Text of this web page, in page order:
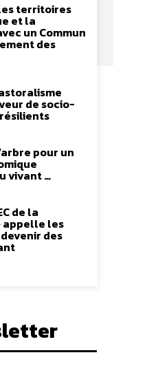
territoires
et la
un Commun
des
de socio-
pour un
vivant …
de la
appelle les
des